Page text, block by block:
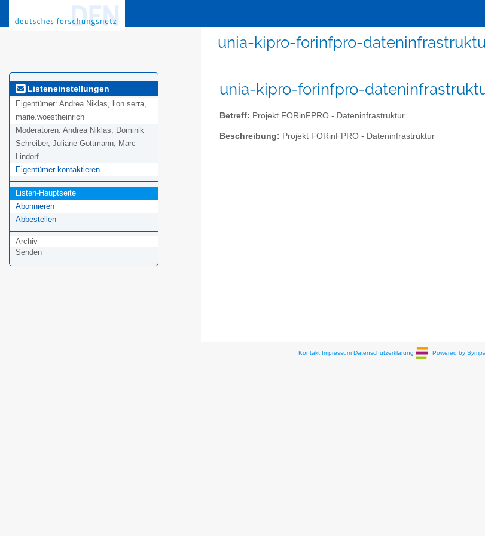
unia-kipro-forinfpro-
Listeneinstellungen
Eigentümer: Andrea Niklas, lion.serra,
marie.woestheinrich
Moderatoren: Andrea Niklas, Dominik
Schreiber, Juliane Gottmann, Marc
Lindorf
Eigentümer kontaktieren
Listen-Hauptseite
Abonnieren
Abbestellen
Archiv
Senden
unia-kipro-forinfpro-
Betreff: Projekt FORinFPRO - Dateninfrastruktur
Beschreibung: Projekt FORinFPRO - Dateninfrastruktur
Kontakt Impressum Datenschutzerklärung Powered by